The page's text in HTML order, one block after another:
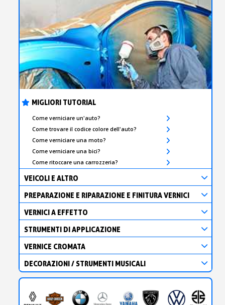
MIGLIORI TUTORIAL
Come verniciare un'auto?
Come trovare il codice colore dell'auto?
Come verniciare una moto?
Come verniciare una bici?
Come ritoccare una carrozzeria?
VEICOLI E ALTRO
PREPARAZIONE E RIPARAZIONE E FINITURA VERNICI
VERNICI A EFFETTO
STRUMENTI DI APPLICAZIONE
VERNICE CROMATA
DECORAZIONI / STRUMENTI MUSICALI